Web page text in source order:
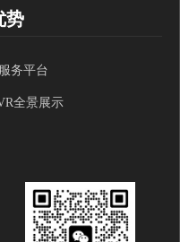
势
务平台
全景展示